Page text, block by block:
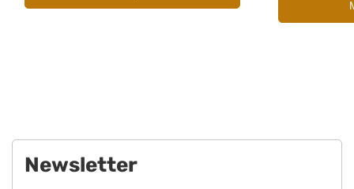
Newsletter